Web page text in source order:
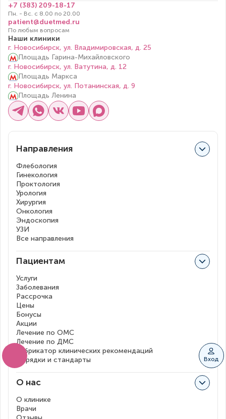
Вход
+7 (383) 209-18-17
Пн. - Вс. с 8.00 по 20.00
patient@duetmed.ru
По любым вопросам
Наши клиники
г. Новосибирск, ул. Владимировская, д. 25
Площадь Гарина-Михайловского
г. Новосибирск, ул. Ватутина, д. 12
Площадь Маркса
г. Новосибирск, ул. Потанинская, д. 9
Площадь Ленина
Направления
Флебология
Гинекология
Проктология
Урология
Хирургия
Онкология
Эндоскопия
УЗИ
Все направления
Пациентам
Услуги
Заболевания
Рассрочка
Цены
Бонусы
Акции
Лечение по ОМС
Лечение по ДМС
Рубрикатор клинических рекомендаций
Порядки и стандарты
О нас
О клинике
Врачи